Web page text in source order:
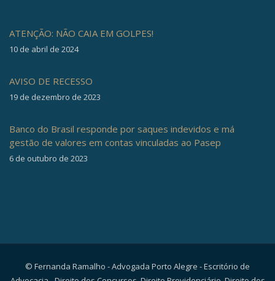
ATENÇÃO: NÃO CAIA EM GOLPES!
10 de abril de 2024
AVISO DE RECESSO
19 de dezembro de 2023
Banco do Brasil responde por saques indevidos e má
gestão de valores em contas vinculadas ao Pasep
6 de outubro de 2023
© Fernanda Ramalho - Advogada Porto Alegre - Escritório de